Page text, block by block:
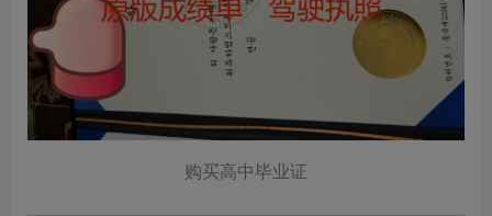
购买高中毕业证